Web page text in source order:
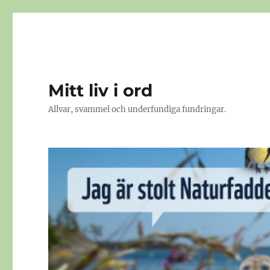
Mitt liv i ord
Allvar, svammel och underfundiga fundringar.